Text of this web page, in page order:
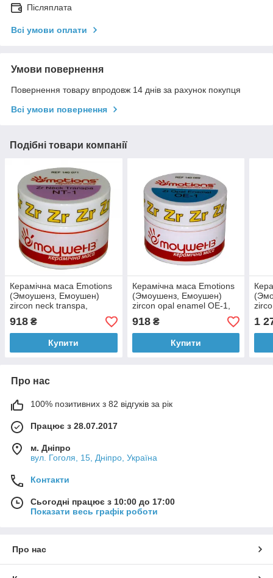
Післяплата
Всі умови оплати
Умови повернення
Повернення товару впродовж 14 днів за рахунок покупця
Всі умови повернення
Подібні товари компанії
Керамічна маса Emotions
(Эмоушенз, Емоушен)
zircon neck transpa,
циркон нек транспа 20 гр.
918 ₴
Купити
Керамічна маса Emotions
(Эмоушенз, Емоушен)
zircon opal enamel OE-1,
циркон опал емаль 20 гр.
918₴
Купити
1
Про нас
100% позитивних з 82 відгуків за рік
Працює з 28.07.2017
м. Дніпро
вул. Гоголя, 15, Дніпро, Україна
Контакти
Сьогодні працює з 10:00 до 17:00
Показати весь графік роботи
Про нас